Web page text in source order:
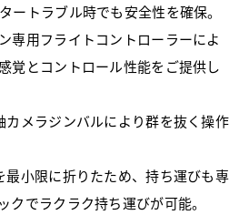
ートラブル時でも安全性を確保。
専用フライトコントローラーによ
覚とコントロール性能をご提供し
カメラジンバルにより群を抜く操作
最小限に折りたため、持ち運びも専
クでラクラク持ち運びが可能。